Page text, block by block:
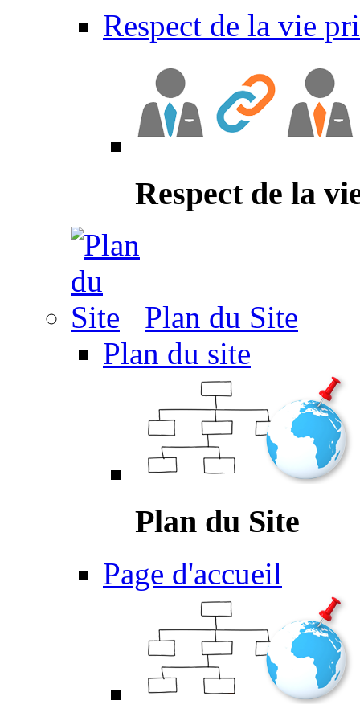
Respect de la vie
Respect de la
Plan du Site
Plan du site
Plan du Site
Page d'accueil